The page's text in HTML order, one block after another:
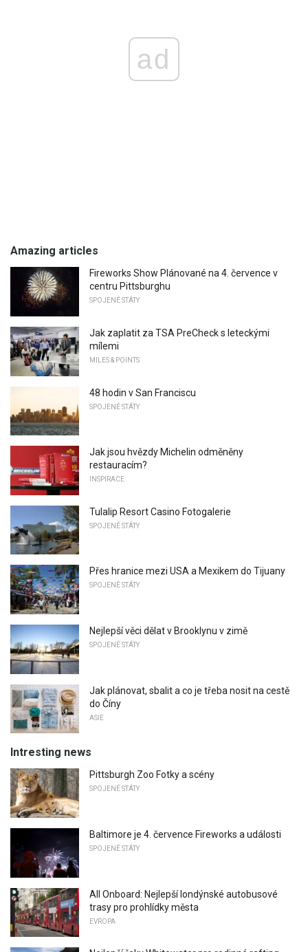
ad
Amazing articles
Fireworks Show Plánované na 4. července v
centru Pittsburghu
SPOJENÉ STÁTY
Jak zaplatit za TSA PreCheck s leteckými
mílemi
MILES & POINTS
48 hodin v San Franciscu
SPOJENÉ STÁTY
Jak jsou hvězdy Michelin odměněny
restauracím?
INSPIRACE
Tulalip Resort Casino Fotogalerie
SPOJENÉ STÁTY
Přes hranice mezi USA a Mexikem do Tijuany
SPOJENÉ STÁTY
Nejlepší věci dělat v Brooklynu v zimě
SPOJENÉ STÁTY
Jak plánovat, sbalit a co je třeba nosit na cestě
do Číny
ASIE
Intresting news
Pittsburgh Zoo Fotky a scény
SPOJENÉ STÁTY
Baltimore je 4. července Fireworks a události
SPOJENÉ STÁTY
All Onboard: Nejlepší londýnské autobusové
trasy pro prohlídky města
EVROPA